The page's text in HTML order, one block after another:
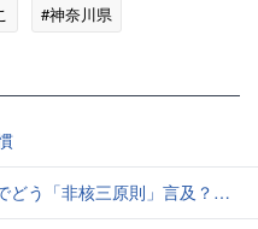
#神奈川県
とどめ将来は明言せず 著書では「邪魔になる」と主張